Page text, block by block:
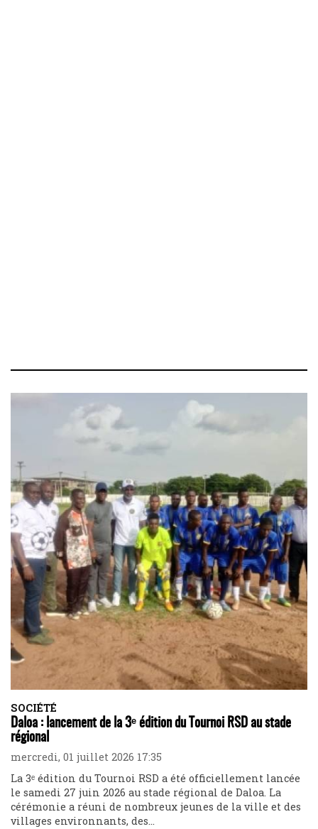
SOCIÉTÉ
Daloa : lancement de la 3ᵉ édition du Tournoi RSD au stade
régional
mercredi, 01 juillet 2026 17:35
La 3ᵉ édition du Tournoi RSD a été officiellement lancée
le samedi 27 juin 2026 au stade régional de Daloa. La
cérémonie a réuni de nombreux jeunes de la ville et des
villages environnants, des...